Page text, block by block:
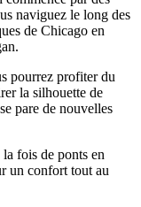
naviguez le long des
de Chicago en
pourrez profiter du
la silhouette de
pare de nouvelles
fois de ponts en
un confort tout au